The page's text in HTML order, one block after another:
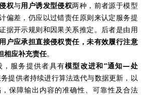
权与用户诱发型侵权两种，前者源于模型
偏差，仍应以过错责任原则来认定服务提
据开示规则和因果关系推定。后者是由用
用户应承担直接侵权责任，未有效履行注意
相应补充责任。
，服务提供者具有模型改进和“通知—处
提供者持续进行算法迭代与数据更新，以
保障输出内容的准确性、可靠性及合法